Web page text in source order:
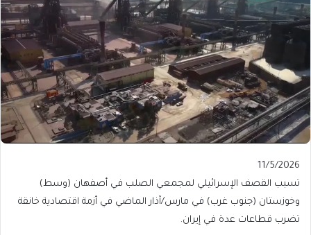
Published
On
11/5/2026
11/5/2026
تسبب القصف الإسرائيلي لمجمعي الصلب في أصفهان (وسط)
وخوزستان (جنوب غرب) في مارس/آذار الماضي في أزمة اقتصادية خانقة
تضرب قطاعات عدة في إيران.